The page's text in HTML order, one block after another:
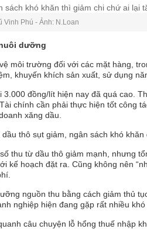
Vinh Phú - Ảnh: N.Loan
dưỡng
môi trường đối với các mặt hàng,
khuyến khích sản xuất, sử dụng
3.000 đồng/lít hiện nay đã quá cao.
chính cần phải thực hiện tốt công
xăng dầu.
thô sụt giảm, ngân sách khó khăn
thu từ dầu thô giảm mạnh, nhưng
kế hoạch đặt ra. Cũng không nên
nguồn thu bằng cách giảm thủ
nghiệp hiện đang gặp rất nhiều khó
câu chuyện lỗ hổng thuế nhập